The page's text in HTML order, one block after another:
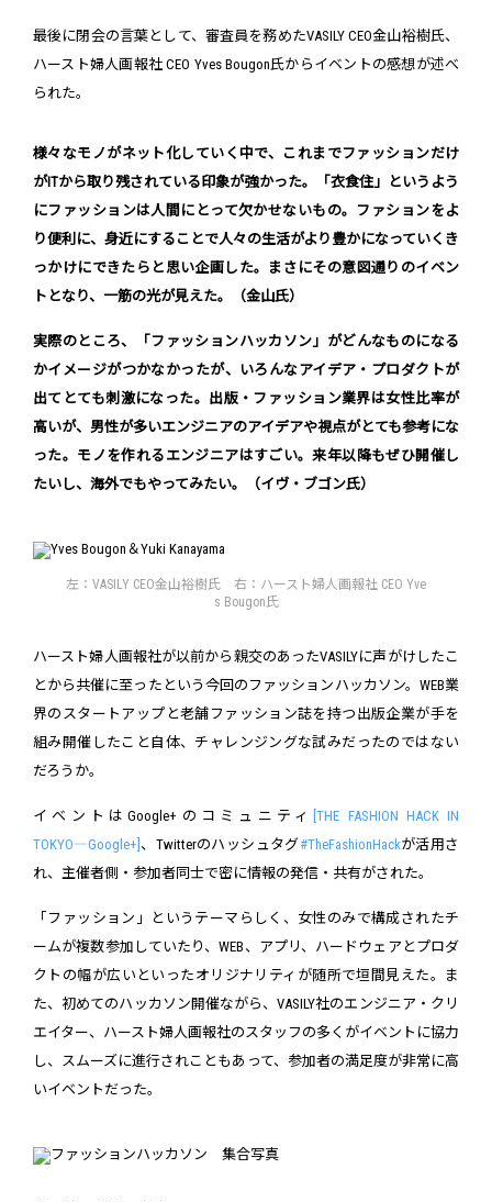
最後に閉会の言葉として、審査員を務めたVASILY CEO金山裕樹氏、
ハースト婦人画報社 CEO Yves Bougon氏からイベントの感想が述べ
られた。
様々なモノがネット化していく中で、これまでファッションだけ
がITから取り残されている印象が強かった。「衣食住」というよう
にファッションは人間にとって欠かせないもの。ファションをよ
り便利に、身近にすることで人々の生活がより豊かになっていくき
っかけにできたらと思い企画した。まさにその意図通りのイベン
トとなり、一筋の光が見えた。（金山氏）
実際のところ、「ファッションハッカソン」がどんなものになる
かイメージがつかなかったが、いろんなアイデア・プロダクトが
出てとても刺激になった。出版・ファッション業界は女性比率が
高いが、男性が多いエンジニアのアイデアや視点がとても参考にな
った。モノを作れるエンジニアはすごい。来年以降もぜひ開催し
たいし、海外でもやってみたい。（イヴ・ブゴン氏）
左：VASILY CEO金山裕樹氏 右：ハースト婦人画報社 CEO Yve
s Bougon氏
ハースト婦人画報社が以前から親交のあったVASILYに声がけしたこ
とから共催に至ったという今回のファッションハッカソン。WEB業
界のスタートアップと老舗ファッション誌を持つ出版企業が手を
組み開催したこと自体、チャレンジングな試みだったのではない
だろうか。
イベントはGoogle+のコミュニティ
[THE FASHION HACK IN
TOKYO―Google+] 、Twitterのハッシュタグ#TheFashionHackが活用さ
れ、主催者側・参加者同士で密に情報の発信・共有がされた。
「ファッション」というテーマらしく、女性のみで構成されたチ
ームが複数参加していたり、WEB、アプリ、ハードウェアとプロダ
クトの幅が広いといったオリジナリティが随所で垣間見えた。ま
た、初めてのハッカソン開催ながら、VASILY社のエンジニア・クリ
エイター、ハースト婦人画報社のスタッフの多くがイベントに協力
し、スムーズに進行されこともあって、参加者の満足度が非常に高
いイベントだった。